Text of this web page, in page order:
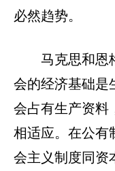
必然趋势。
马克思和恩
会的经济基础是
会占有生产资料
相适应。在公有
会主义制度同资